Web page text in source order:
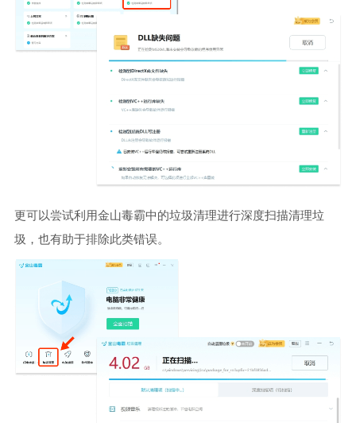
更可以尝试利用金山毒霸中的垃圾清理进行深度扫描清理垃
圾，也有助于排除此类错误。